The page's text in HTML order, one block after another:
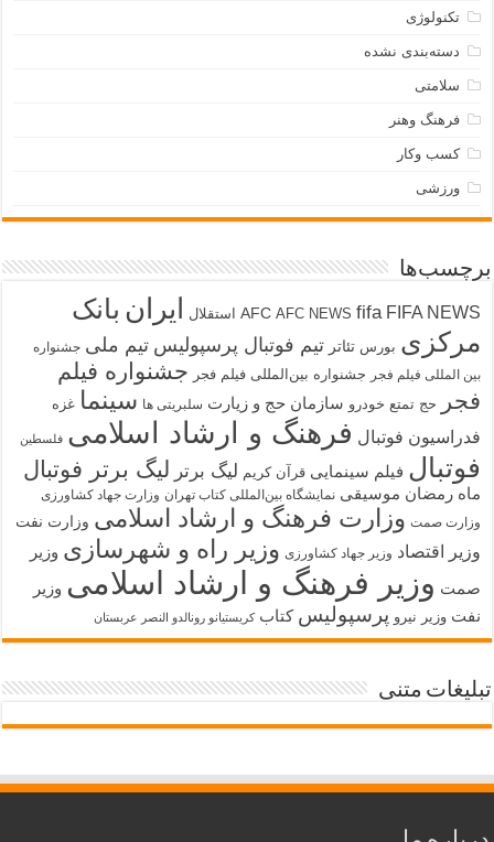
تکنولوژی
دسته‌بندی نشده
سلامتی
فرهنگ وهنر
کسب وکار
ورزشی
برچسب‌ها
AFC AFC NEWS fifa FIFA NEWS استقلال ایران بانک
مرکزی بورس تئاتر تیم فوتبال پرسپولیس تیم ملی جشنواره
بین المللی فیلم فجر جشنواره بین‌المللی فیلم فجر جشنواره فیلم
فجر
حج تمتع خودرو سازمان حج و زیارت سلبریتی ها سینما غزه
فدراسیون فوتبال فرهنگ و ارشاد اسلامی فلسطین
فوتبال فیلم سینمایی قرآن کریم لیگ برتر لیگ برتر فوتبال
ماه رمضان موسیقی نمایشگاه بین‌المللی کتاب تهران وزارت جهاد کشاورزی
وزارت صمت وزارت فرهنگ و ارشاد اسلامی وزارت نفت
وزیر اقتصاد وزیر جهاد کشاورزی وزیر راه و شهرسازی وزیر
صمت وزیر فرهنگ و ارشاد اسلامی وزیر
نفت وزیر نیرو پرسپولیس کتاب کریستیانو رونالدو النصر عربستان
تبلیغات متنی